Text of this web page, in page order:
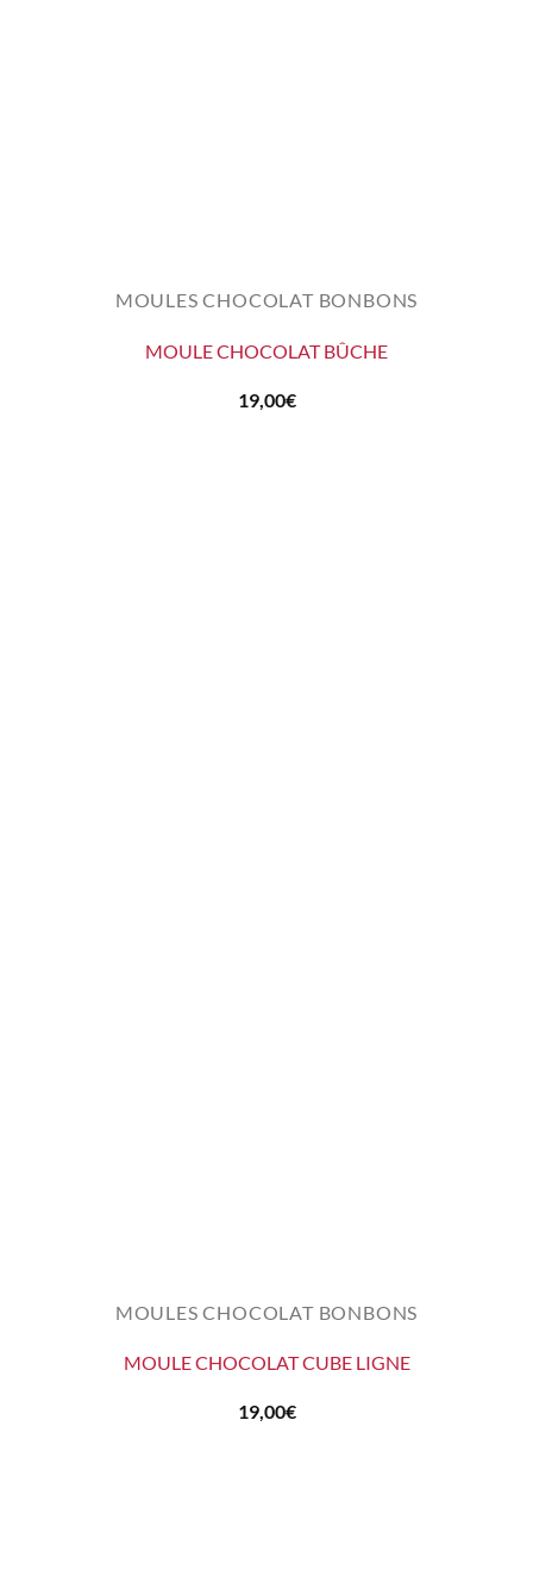
MOULES CHOCOLAT BONBONS
MOULE CHOCOLAT BÛCHE
19,00€
MOULES CHOCOLAT BONBONS
MOULE CHOCOLAT CUBE LIGNE
19,00€